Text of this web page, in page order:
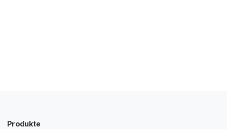
Produkte